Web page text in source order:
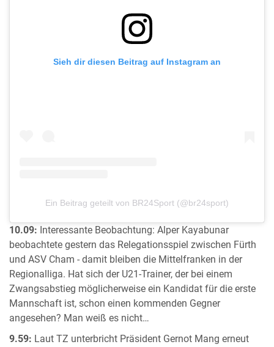
Sieh dir diesen Beitrag auf Instagram an
Ein Beitrag geteilt von BR24Sport (@br24sport)
10.09: Interessante Beobachtung: Alper Kayabunar
beobachtete gestern das Relegationsspiel zwischen Fürth
und ASV Cham - damit bleiben die Mittelfranken in der
Regionalliga. Hat sich der U21-Trainer, der bei einem
Zwangsabstieg möglicherweise ein Kandidat für die erste
Mannschaft ist, schon einen kommenden Gegner
angesehen? Man weiß es nicht…
9.59: Laut TZ unterbricht Präsident Gernot Mang erneut